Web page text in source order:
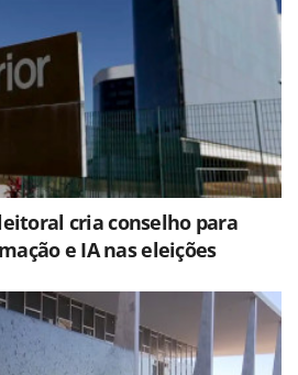
cria conselho para
e IA nas eleições